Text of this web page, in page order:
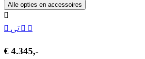
Alle opties en accessoires
€ 4.345,-